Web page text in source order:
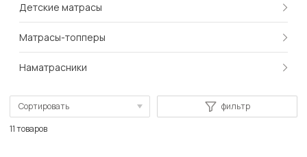
Детские матрасы
Матрасы-топперы
Наматрасники
Сортировать
фильтр
11 товаров